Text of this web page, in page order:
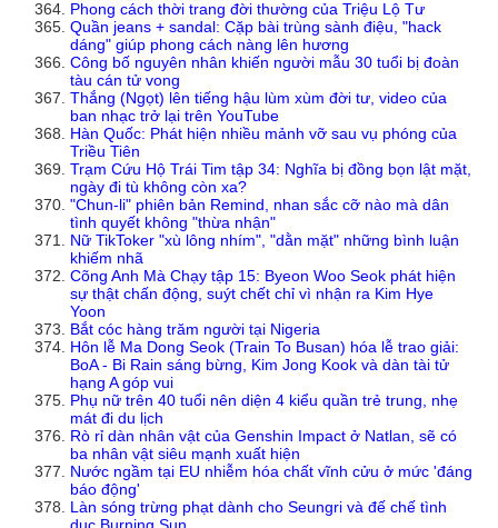
Phong cách thời trang đời thường của Triệu Lộ Tư
Quần jeans + sandal: Cặp bài trùng sành điệu, "hack
dáng" giúp phong cách nàng lên hương
Công bố nguyên nhân khiến người mẫu 30 tuổi bị đoàn
tàu cán tử vong
Thắng (Ngọt) lên tiếng hậu lùm xùm đời tư, video của
ban nhạc trở lại trên YouTube
Hàn Quốc: Phát hiện nhiều mảnh vỡ sau vụ phóng của
Triều Tiên
Trạm Cứu Hộ Trái Tim tập 34: Nghĩa bị đồng bọn lật mặt,
ngày đi tù không còn xa?
"Chun-li" phiên bản Remind, nhan sắc cỡ nào mà dân
tình quyết không "thừa nhận"
Nữ TikToker "xù lông nhím", "dằn mặt" những bình luận
khiếm nhã
Cõng Anh Mà Chạy tập 15: Byeon Woo Seok phát hiện
sự thật chấn động, suýt chết chỉ vì nhận ra Kim Hye
Yoon
Bắt cóc hàng trăm người tại Nigeria
Hôn lễ Ma Dong Seok (Train To Busan) hóa lễ trao giải:
BoA - Bi Rain sáng bừng, Kim Jong Kook và dàn tài tử
hạng A góp vui
Phụ nữ trên 40 tuổi nên diện 4 kiểu quần trẻ trung, nhẹ
mát đi du lịch
Rò rỉ dàn nhân vật của Genshin Impact ở Natlan, sẽ có
ba nhân vật siêu mạnh xuất hiện
Nước ngầm tại EU nhiễm hóa chất vĩnh cửu ở mức 'đáng
báo động'
Làn sóng trừng phạt dành cho Seungri và đế chế tình